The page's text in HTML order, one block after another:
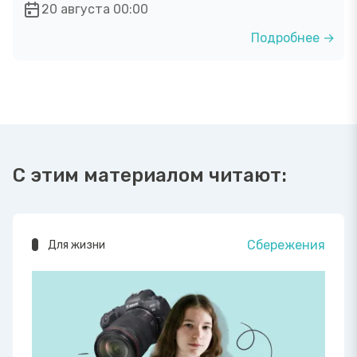
20 августа 00:00
Подробнее →
С этим материалом читают:
Для жизни Сбережения